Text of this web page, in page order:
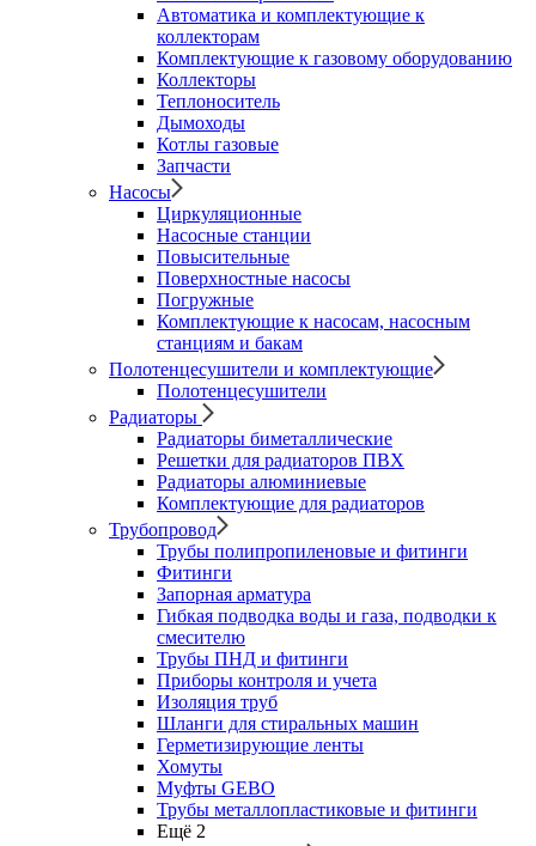
Автоматика и комплектующие к
коллекторам
Комплектующие к газовому оборудованию
Коллекторы
Теплоноситель
Дымоходы
Котлы газовые
Запчасти
Насосы
Циркуляционные
Насосные станции
Повысительные
Поверхностные насосы
Погружные
Комплектующие к насосам, насосным
станциям и бакам
Полотенцесушители и комплектующие
Полотенцесушители
Радиаторы
Радиаторы биметаллические
Решетки для радиаторов ПВХ
Радиаторы алюминиевые
Комплектующие для радиаторов
Трубопровод
Трубы полипропиленовые и фитинги
Фитинги
Запорная арматура
Гибкая подводка воды и газа, подводки к
смесителю
Трубы ПНД и фитинги
Приборы контроля и учета
Изоляция труб
Шланги для стиральных машин
Герметизирующие ленты
Хомуты
Муфты GEBO
Трубы металлопластиковые и фитинги
Ещё 2